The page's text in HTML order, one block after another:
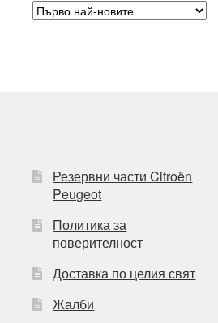
Резервни части Citroën
Peugeot
Политика за
поверителност
Доставка по целия свят
Жалби